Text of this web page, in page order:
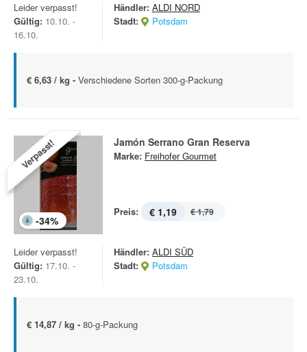
Leider verpasst!
Gültig: 10.10. -
16.10.
Händler: ALDI NORD
Stadt:
Potsdam
€ 6,63 / kg - Verschiedene Sorten 300-g-Packung
Verpasst!
-34%
Jamón Serrano Gran Reserva
Marke: Freihofer Gourmet
Preis: € 1,19 € 1,79
Leider verpasst!
Gültig: 17.10. -
23.10.
Händler: ALDI SÜD
Stadt:
Potsdam
€ 14,87 / kg - 80-g-Packung